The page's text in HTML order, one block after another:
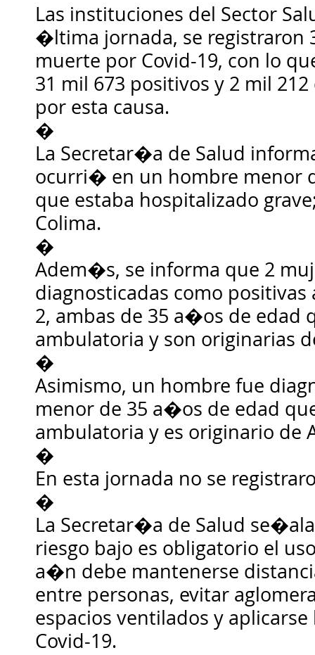
Las instituciones del Sector
�ltima jornada, se registraron
muerte por Covid-19, con lo
31 mil 673 positivos y 2 mil
por esta causa.
�
La Secretar�a de Salud
ocurri� en un hombre menor
que estaba hospitalizado
Colima.
�
Adem�s, se informa que 2
diagnosticadas como positivas
2, ambas de 35 a�os de
ambulatoria y son originarias
�
Asimismo, un hombre fue
menor de 35 a�os de edad
ambulatoria y es originario de
�
En esta jornada no se
�
La Secretar�a de Salud
riesgo bajo es obligatorio el
a�n debe mantenerse
entre personas, evitar
espacios ventilados y
Covid-19.